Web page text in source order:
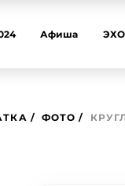
Афиша
ФОТО